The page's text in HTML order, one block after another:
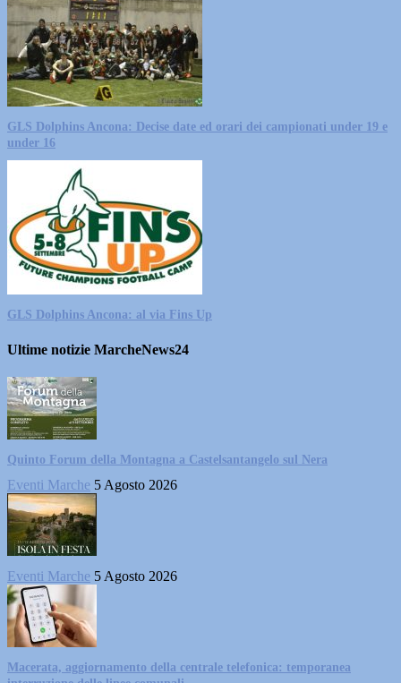
GLS Dolphins Ancona: Decise date ed orari dei campionati under 19 e
under 16
GLS Dolphins Ancona: al via Fins Up
Ultime notizie MarcheNews24
Quinto Forum della Montagna a Castelsantangelo sul Nera
Eventi Marche 5 Agosto 2026
Eventi Marche 5 Agosto 2026
Macerata, aggiornamento della centrale telefonica: temporanea